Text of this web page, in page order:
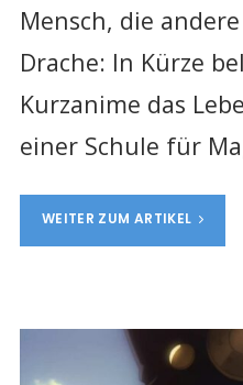
Mensch, die
Drache: In Kürze
Kurzanime das
einer Schule für
WEITER ZUM ARTIKEL